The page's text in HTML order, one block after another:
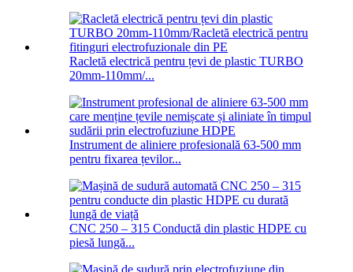
Racletă electrică pentru țevi de plastic TURBO
20mm-110mm/...
Instrument de aliniere profesională 63-500 mm
pentru fixarea țevilor...
CNC 250 – 315 Conductă din plastic HDPE cu
piesă lungă...